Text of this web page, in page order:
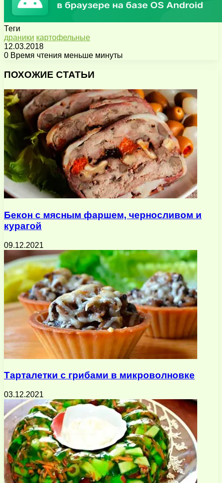
Теги
драники картофельные
12.03.2018
0 Время чтения меньше минуты
через
почту
ПОХОЖИЕ СТАТЬИ
Бекон с мясным фаршем, черносливом и
курагой
09.12.2021
Тарталетки с грибами в микроволновке
03.12.2021